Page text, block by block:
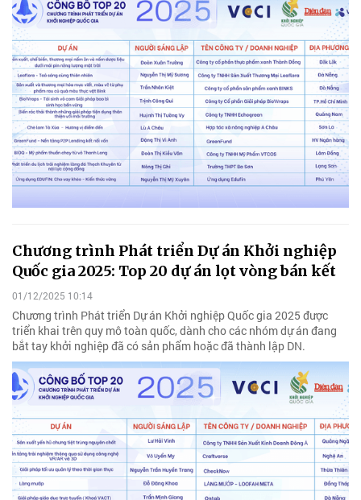
Chương trình Phát triển Dự án Khởi nghiệp
Quốc gia 2025: Top 20 dự án lọt vòng bán kết
01/12/2025 10:14
Chương trình Phát triển Dự án Khởi nghiệp Quốc gia 2025 được
triển khai trên quy mô toàn quốc, dành cho các nhóm dự án đang
bắt tay khởi nghiệp đã có sản phẩm hoặc đã thành lập DN.